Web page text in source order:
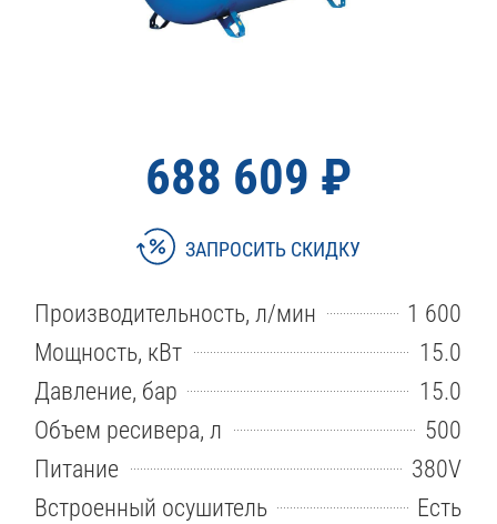
688 609 ₽
ЗАПРОСИТЬ СКИДКУ
Производительность, л/мин
1 600
Мощность, кВт
15.0
Давление, бар
15.0
Объем ресивера, л
500
Питание
380V
Встроенный осушитель
Есть